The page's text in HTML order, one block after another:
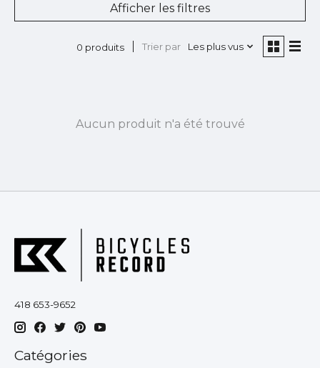
Afficher les filtres
0 produits Trier par Les plus vus
Aucun produit n'a été trouvé
418 653-9652
Catégories